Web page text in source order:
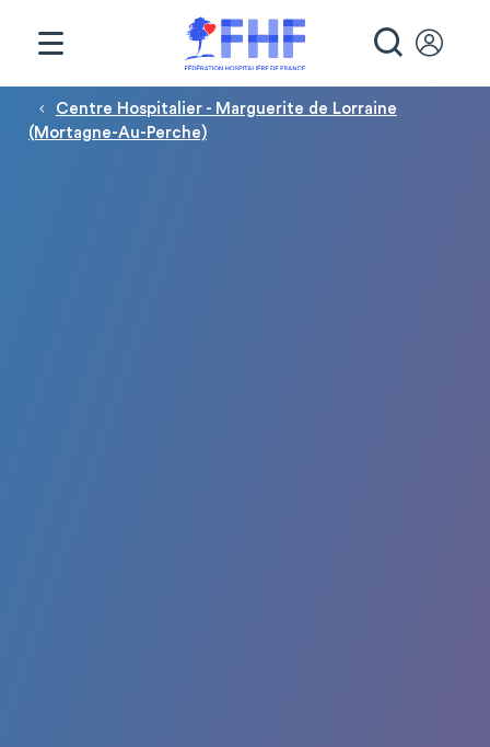
Fil d'Ariane
Centre Hospitalier - Marguerite de Lorraine
(Mortagne-Au-Perche)
Panneau de gestion des cookies